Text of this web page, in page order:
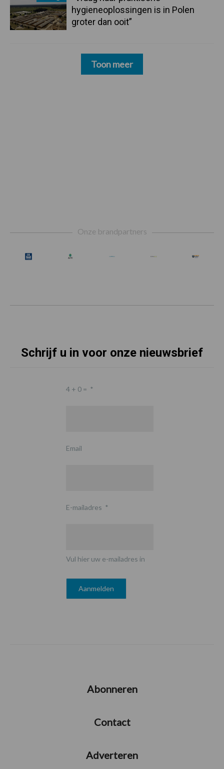
hygieneoplossingen is in Polen
groter dan ooit”
Toon meer
Onze brandpartners
Schrijf u in voor onze nieuwsbrief
4 + 0 = *
Email
E-mailadres *
Vul hier uw e-mailadres in
Abonneren
Contact
Adverteren